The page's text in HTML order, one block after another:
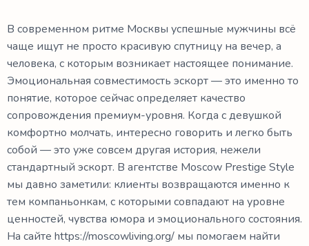
В современном ритме Москвы успешные мужчины всё
чаще ищут не просто красивую спутницу на вечер, а
человека, с которым возникает настоящее понимание.
Эмоциональная совместимость эскорт — это именно то
понятие, которое сейчас определяет качество
сопровождения премиум-уровня. Когда с девушкой
комфортно молчать, интересно говорить и легко быть
собой — это уже совсем другая история, нежели
стандартный эскорт. В агентстве Moscow Prestige Style
мы давно заметили: клиенты возвращаются именно к
тем компаньонкам, с которыми совпадают на уровне
ценностей, чувства юмора и эмоционального состояния.
На сайте https://moscowliving.org/ мы помогаем найти